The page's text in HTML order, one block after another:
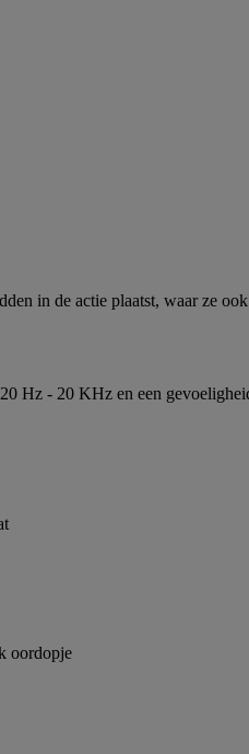
in de actie plaatst, waar ze
Hz - 20 KHz en een
oordopje